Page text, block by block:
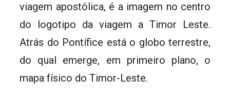
viagem apostólica, é a imagem no centro
do logotipo da viagem a Timor Leste.
Atrás do Pontífice está o globo terrestre,
do qual emerge, em primeiro plano, o
mapa físico do Timor-Leste.